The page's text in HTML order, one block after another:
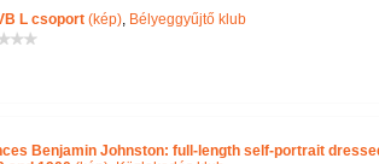
L csoport (kép), Bélyeggyűjtő klub
Benjamin Johnston: full-length self-portrait